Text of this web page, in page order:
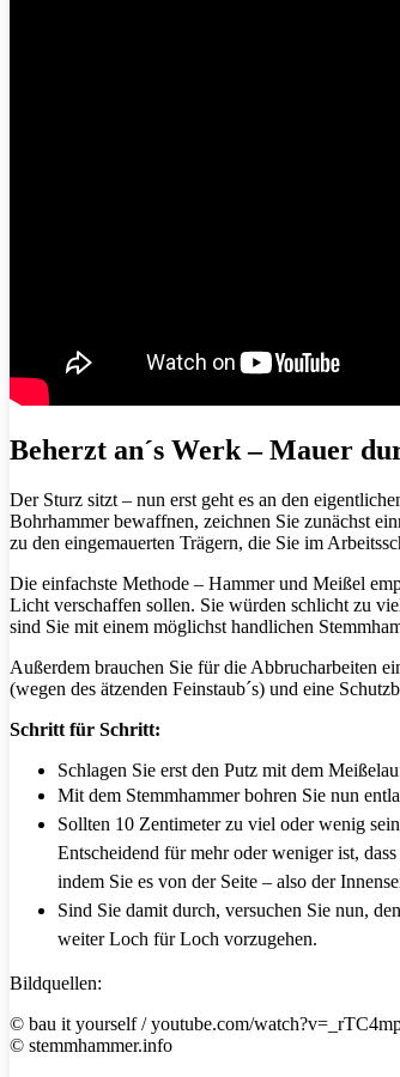
Beherzt an´s Werk – Mauer
Der Sturz sitzt – nun erst geht es an den
Bohrhammer bewaffnen, zeichnen Sie zunächst
zu den eingemauerten Trägern, die Sie im
Die einfachste Methode – Hammer und Meißel
Licht verschaffen sollen. Sie würden schlicht zu
sind Sie mit einem möglichst handlichen
Außerdem brauchen Sie für die Abbrucharbeiten
(wegen des ätzenden Feinstaub´s) und eine
Schritt für Schritt:
Schlagen Sie erst den Putz mit dem
Mit dem Stemmhammer bohren Sie nun
Sollten 10 Zentimeter zu viel oder wenig
Entscheidend für mehr oder weniger ist,
indem Sie es von der Seite – also der
Sind Sie damit durch, versuchen Sie nun,
weiter Loch für Loch vorzugehen.
Bildquellen:
© bau it yourself / youtube.com/
© stemmhammer.info